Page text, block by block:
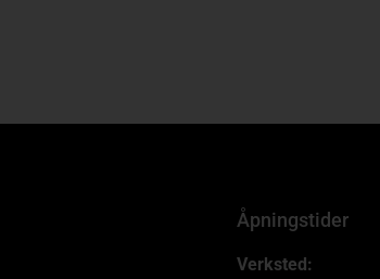
Åpningstider
Verksted: